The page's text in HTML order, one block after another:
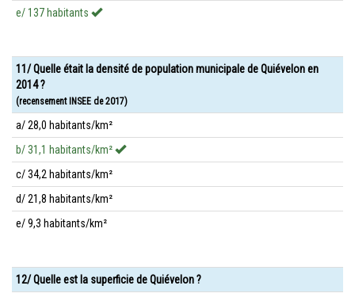
e/ 137 habitants
11/ Quelle était la densité de population municipale de Quiévelon en
2014 ?
(recensement INSEE de 2017)
a/ 28,0 habitants/km²
b/ 31,1 habitants/km²
c/ 34,2 habitants/km²
d/ 21,8 habitants/km²
e/ 9,3 habitants/km²
12/ Quelle est la superficie de Quiévelon ?